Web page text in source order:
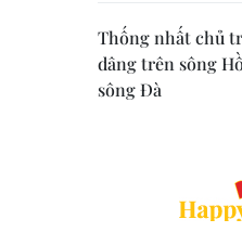
Thống nhất chủ
dâng trên sông
sông Đà